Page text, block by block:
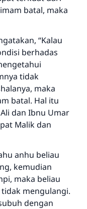
batal, maka
“Kalau
berhadas
tidak
maka
batal. Hal itu
dan Ibnu Umar
Malik dan
anhu beliau
kemudian
maka beliau
mengulangi.
dengan